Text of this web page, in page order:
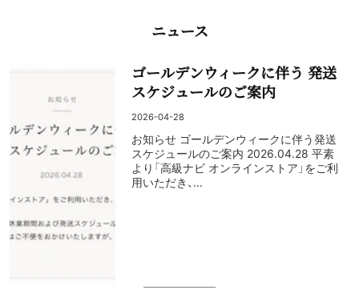
ニュース
ゴールデンウィークに伴う 発送
スケジュールのご案内
2026-04-28
お知らせ ゴールデンウィークに伴う発送
スケジュールのご案内 2026.04.28 平素
より「高級ナビ オンラインストア」をご利
用いただき、...